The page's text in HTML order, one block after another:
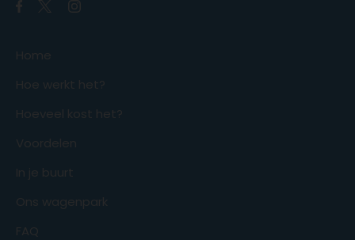
Home
Hoe werkt het?
Hoeveel kost het?
Voordelen
In je buurt
Ons wagenpark
FAQ